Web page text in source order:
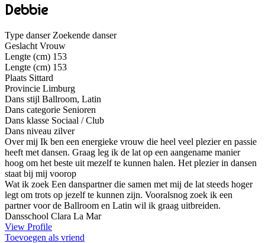
Debbie
Type danser Zoekende danser
Geslacht Vrouw
Lengte (cm) 153
Lengte (cm) 153
Plaats Sittard
Provincie Limburg
Dans stijl Ballroom, Latin
Dans categorie Senioren
Dans klasse Sociaal / Club
Dans niveau zilver
Over mij Ik ben een energieke vrouw die heel veel plezier en passie
heeft met dansen. Graag leg ik de lat op een aangename manier
hoog om het beste uit mezelf te kunnen halen. Het plezier in dansen
staat bij mij voorop
Wat ik zoek Een danspartner die samen met mij de lat steeds hoger
legt om trots op jezelf te kunnen zijn. Vooralsnog zoek ik een
partner voor de Ballroom en Latin wil ik graag uitbreiden.
Dansschool Clara La Mar
View Profile
Toevoegen als vriend